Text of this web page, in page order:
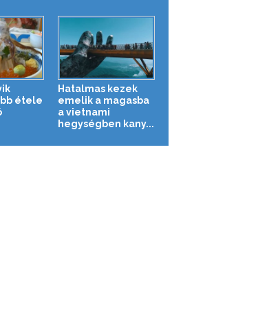
étele
Hatalmas kezek
emelik a magasba
a vietnami
hegységben kany...